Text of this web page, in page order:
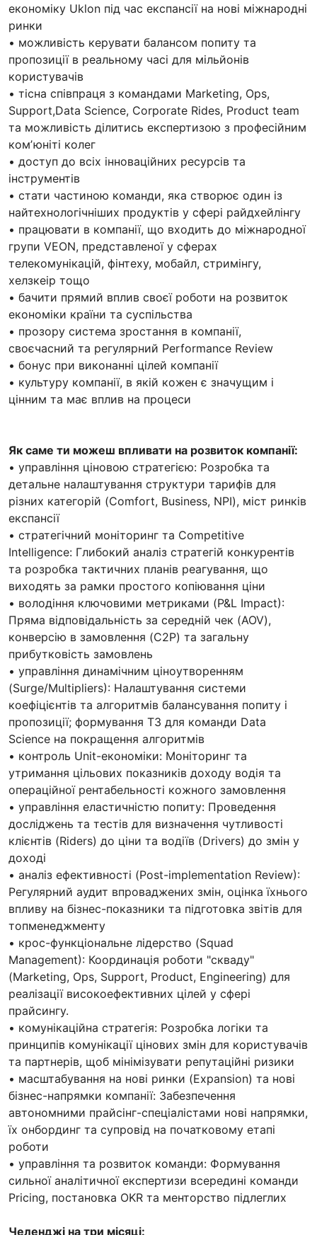
економіку Uklon під час експансії на нові міжнародні
ринки
• можливість керувати балансом попиту та
пропозиції в реальному часі для мільйонів
користувачів
• тісна співпраця з командами Marketing, Ops,
Support,Data Science, Corporate Rides, Product team
та можливість ділитись експертизою з професійним
комʼюніті колег
• доступ до всіх інноваційних ресурсів та
інструментів
• стати частиною команди, яка створює один із
найтехнологічніших продуктів у сфері райдхейлінгу
• працювати в компанії, що входить до міжнародної
групи VEON, представленої у сферах
телекомунікацій, фінтеху, мобайл, стримінгу,
хелзкеір тощо
• бачити прямий вплив своєї роботи на розвиток
економіки країни та суспільства
• прозору система зростання в компанії,
своєчасний та регулярний Performance Review
• бонус при виконанні цілей компанії
• культуру компанії, в якій кожен є значущим і
цінним та має вплив на процеси
Як саме ти можеш впливати на розвиток компанії:
• управління ціновою стратегією: Розробка та
детальне налаштування структури тарифів для
різних категорій (Comfort, Business, NPI), міст ринків
експансії
• стратегічний моніторинг та Competitive
Intelligence: Глибокий аналіз стратегій конкурентів
та розробка тактичних планів реагування, що
виходять за рамки простого копіювання ціни
• володіння ключовими метриками (P&L Impact):
Пряма відповідальність за середній чек (AOV),
конверсію в замовлення (C2P) та загальну
прибутковість замовлень
• управління динамічним ціноутворенням
(Surge/Multipliers): Налаштування системи
коефіцієнтів та алгоритмів балансування попиту і
пропозиції; формування ТЗ для команди Data
Science на покращення алгоритмів
• контроль Unit-економіки: Моніторинг та
утримання цільових показників доходу водія та
операційної рентабельності кожного замовлення
• управління еластичністю попиту: Проведення
досліджень та тестів для визначення чутливості
клієнтів (Riders) до ціни та водіїв (Drivers) до змін у
доході
• аналіз ефективності (Post-implementation Review):
Регулярний аудит впроваджених змін, оцінка їхнього
впливу на бізнес-показники та підготовка звітів для
топменеджменту
• крос-функціональне лідерство (Squad
Management): Координація роботи "скваду"
(Marketing, Ops, Support, Product, Engineering) для
реалізації високоефективних цілей у сфері
прайсингу.
• комунікаційна стратегія: Розробка логіки та
принципів комунікації цінових змін для користувачів
та партнерів, щоб мінімізувати репутаційні ризики
• масштабування на нові ринки (Expansion) та нові
бізнес-напрямки компанії: Забезпечення
автономними прайсінг-спеціалістами нові напрямки,
їх онбординг та супровід на початковому етапі
роботи
• управління та розвиток команди: Формування
сильної аналітичної експертизи всередині команди
Pricing, постановка OKR та менторство підлеглих
Челенджі на три місяці: